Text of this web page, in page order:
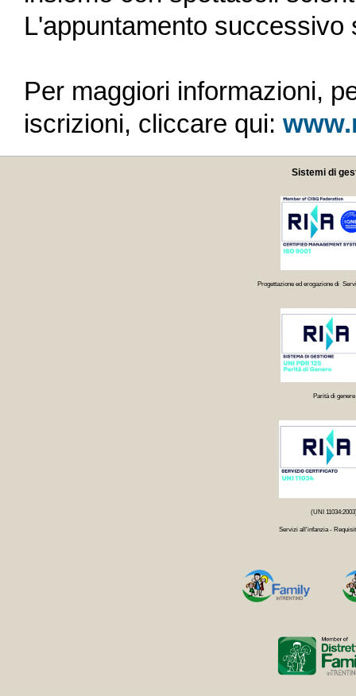
L'appuntamento successivo
Per maggiori informazioni,
iscrizioni, cliccare qui:
Sistemi di
Progettazione ed erogazione di
Parità di genere
(UNI
Servizi all'infanzia -